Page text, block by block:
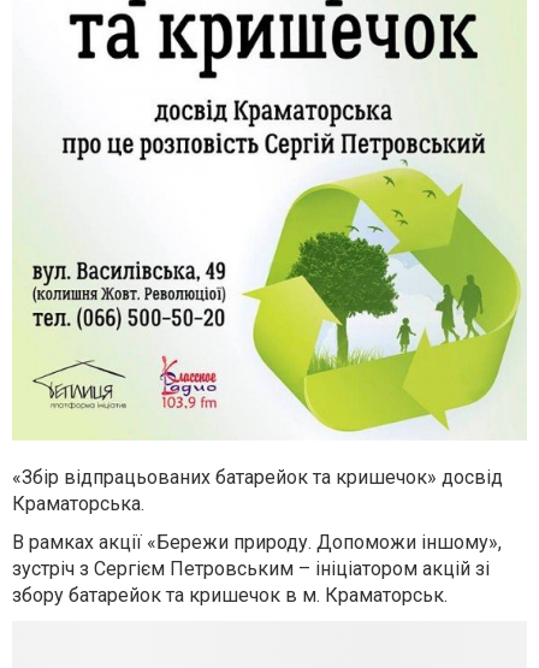
«Збір відпрацьованих батарейок та кришечок» досвід
Краматорська.
В рамках акції «Бережи природу. Допоможи іншому»,
зустріч з Сергієм Петровським – ініціатором акцій зі
збору батарейок та кришечок в м. Краматорськ.